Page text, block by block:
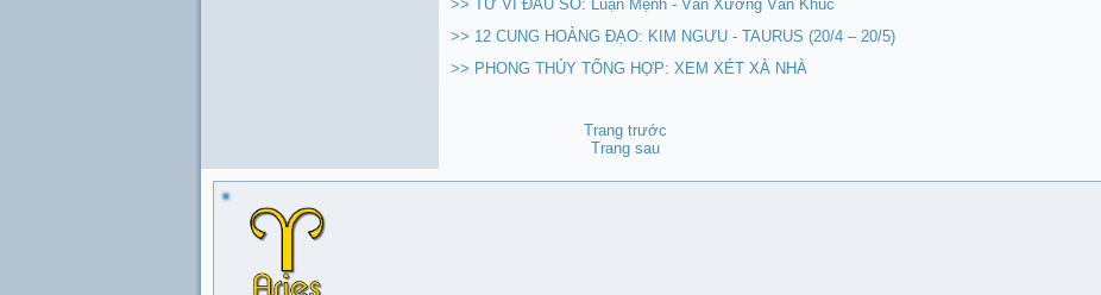
>> TỬ VI ĐẨU SỐ: Luận Mệnh - Văn Xương Văn Khúc
>> 12 CUNG HOÀNG ĐẠO: KIM NGƯU - TAURUS (20/4 – 20/5)
>> PHONG THỦY TỔNG HỢP: XEM XÉT XÀ NHÀ
Trang trước
Trang sau